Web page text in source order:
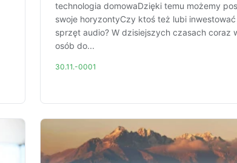
technologia domowaDzięki temu możemy
swoje horyzontyCzy ktoś też lubi
sprzęt audio? W dzisiejszych czasach coraz
osób do...
30.11.-0001